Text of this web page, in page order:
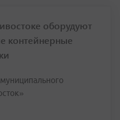
оборудуют
контейнерные